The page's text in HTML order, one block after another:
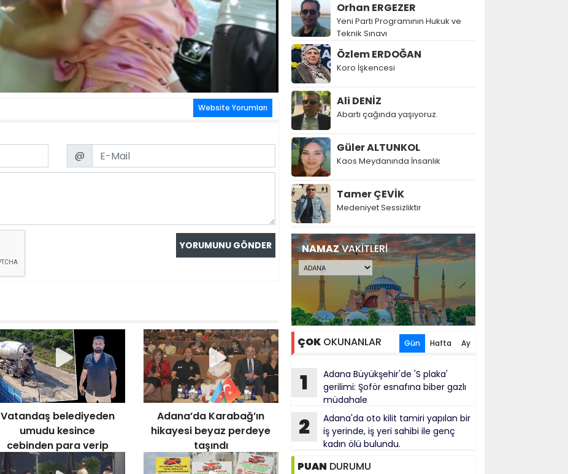
Website Yorumları
Email
@
Vatandaş belediyeden
umudu kesince
cebinden para verip
çukura beton döktü
Adana’da Karabağ’ın
hikayesi beyaz perdeye
taşındı
Orhan ERGEZER
Yeni Parti Programının Hukuk ve
Teknik Sınavı
Özlem ERDOĞAN
Koro İşkencesi
Ali DENİZ
Abartı çağında yaşıyoruz.
Güler ALTUNKOL
Kaos Meydanında İnsanlık
Tamer ÇEVİK
Medeniyet Sessizliktir
NAMAZVAKİTLERİ
ÇOKOKUNANLAR Gün Hafta Ay
1
Adana Büyükşehir'de 'S plaka'
gerilimi: Şoför esnafına biber gazlı
müdahale
2
Adana'da oto kilit tamiri yapılan bir
iş yerinde, iş yeri sahibi ile genç
kadın ölü bulundu.
PUAN DURUMU